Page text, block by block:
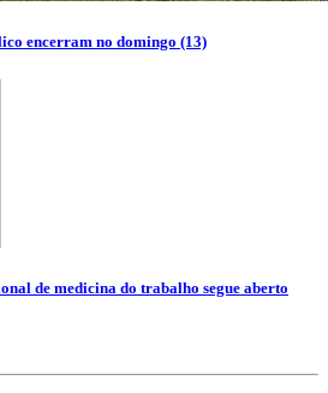
encerram no domingo (13)
de medicina do trabalho segue aberto